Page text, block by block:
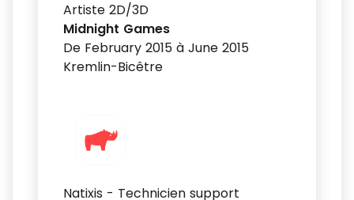
Artiste 2D/3D
Midnight Games
De February 2015 à June 2015
Kremlin-Bicêtre
Natixis - Technicien support